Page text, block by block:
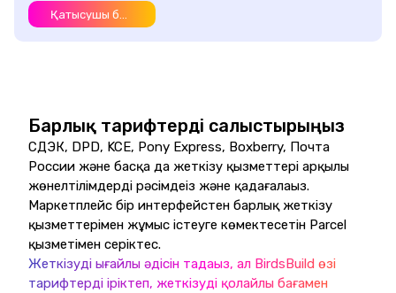
Барлық тарифтерді салыстырыңыз
СДЭК, DPD, KCE, Pony Express, Boxberry, Почта
России және басқа да жеткізу қызметтері арқылы
жөнелтілімдерді рәсімдеңіз және қадағалаңыз.
Маркетплейс бір интерфейстен барлық жеткізу
қызметтерімен жұмыс істеуге көмектесетін Parcel
қызметімен серіктес.
Жеткізудің ыңғайлы әдісін таңдаңыз, ал BirdsBuild өзі
тарифтерді іріктеп, жеткізуді қолайлы бағамен